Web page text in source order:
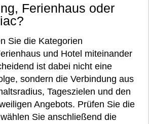
Ferienhaus oder
Sie die Kategorien
und Hotel miteinander
ist dabei nicht eine
sondern die Verbindung aus
Tageszielen und den
Angebots. Prüfen Sie die
Sie anschließend die